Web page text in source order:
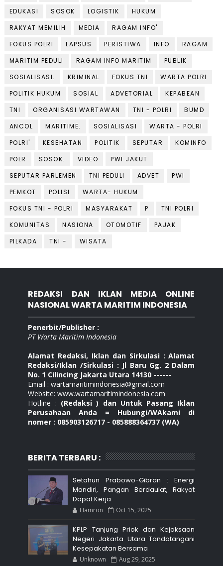
EDUKASI
SOSOK LOGISTIK
HUKUM
RAKYAT MEMILIH
MEDIA
RAGAM INFO'
FOKUS POLRI
LAPSUS PERISTIWA INFO
RAGAM
MARITIM PEDULI
RAGAM INFO MARITIM
PUBLIK
SOSIALISASI.
KRIMINAL FOKUS TNI
WARTA POLRI
POLITIK HUKUM
SOSIAL ADVETORIAL
KEPABEAN
TNI
ORGANISASI WARTAWAN TNI - POLRI
BUMD
ANCOL
MARITIME. SOSIALISASI
WARTA - POLRI
POLRI'
KESEHATAN POLITIK SEPUTAR
KOMINFO
POLR
SOSOK. VIDEO
PWI JAKUT
SEPUTAR PARLEMEN
TNI PEDULI ADVET
PWI
PEMKOT
POLISI
WARTA- HUKUM
FOKUS TNI - POLRI
MASYARAKAT P
TNI POLRI
KOMUNITAS
NASIONA OTOMOTIF
PAJAK
PILKADA
TNI - WISATA
REDAKSI DAN IKLAN MEDIA ONLINE
NASIONAL WARTA MARITIM INDONESIA
Penerbit/Publisher :
PT Warta Maritim Indonesia
Alamat Redaksi, Iklan dan Sirkulasi : Alamat
Redaksi/Iklan /Sirkulasi : Jl Baru Gg. 2 Dalam
No. 1 Cilincing Jakarta Utara 14130 ------
Email : wartamaritimindonesia@gmail.com
Website: www.wartamaritimindonesia.com
Hotline : (Redaksi ) dan Untuk Pasang Iklan
Perusahaan Anda = Hubungi/WAkami di
nomer : 085903126717 - 085888364737 (WA)
BERITA TERBARU :
Setahun Prabowo-Gibran : Energi
Mandiri, Pangan Berdaulat, Rakyat
Dapat Kerja
Hamron Oct 15, 2025
KPLP Tanjung Priok dan Kejaksaan
Negeri Jakarta Utara Tandatangani
Kesepakatan Bersama
Unknown Aug 29, 2025